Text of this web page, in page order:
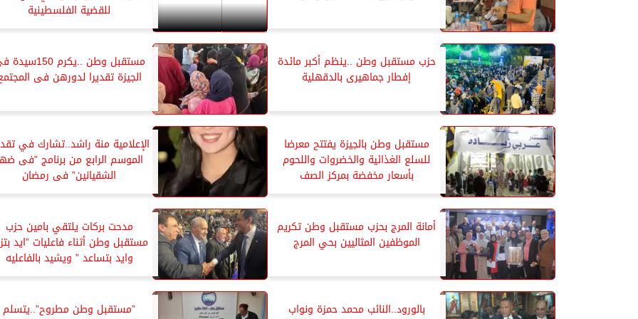
للقضية الفلسطينية
حزب مستقبل وطن ..ينظم أكبر مائدة
إفطار جماهيرى بالدقهلية
مستقبل وطن ..يكرم
الجيزة تقديرا لدورهن فى
مستقبل وطن بالجيزة يفتتح معرضا
للسلع الغذائية والخضروات واللحوم
بأسعار مخفضة بمركز الصف
الإعلامية منة راشد..تشارك في
الموسم الرابع من برنامج ”فى
الشقيانين” فى رمضان
أمانة المرج بحزب مستقبل وطن تكريم
الموظفين المثاليين بحي المرج
مدحت بركات يلتقي بامين حزب
مستقبل وطن أثناء فاعليات ”ايد
وايد بتساعد ” ويشيد بالفاعليه
بالورود..النائب محمد حمزة ونواب
”مستقبل وطن مطروح”..يتسلم